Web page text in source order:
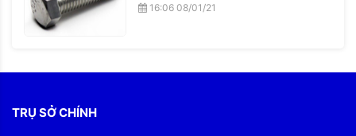
16:06 08/01/21
TRỤ SỞ CHÍNH